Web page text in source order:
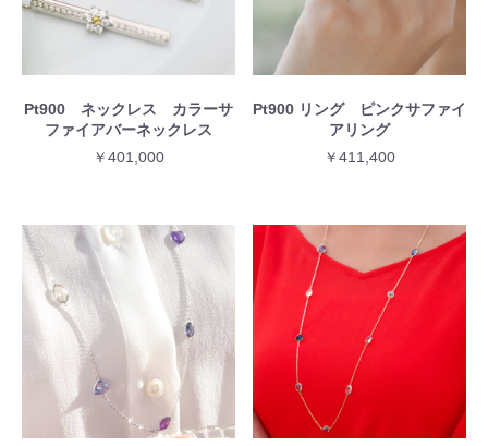
Pt900 ネックレス カラーサ
ファイアバーネックレス
￥401,000
Pt900 リング ピンクサファイ
アリング
￥411,400